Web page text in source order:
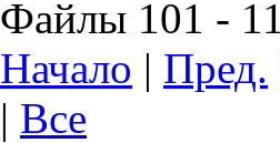
Файлы 101 -
Начало | Пред.
| Все